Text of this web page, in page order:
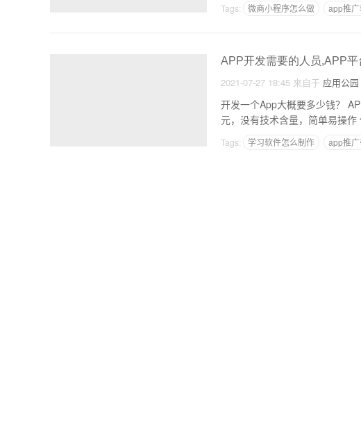
Tags: 微商小程序怎么做 app推
APP开发需要的人员,APP平
2021-07-27 18:45 来自于 应用公园
开发一个App大概要多少钱？ APP价格是根据每
Tags: 学习软件怎么制作 app推